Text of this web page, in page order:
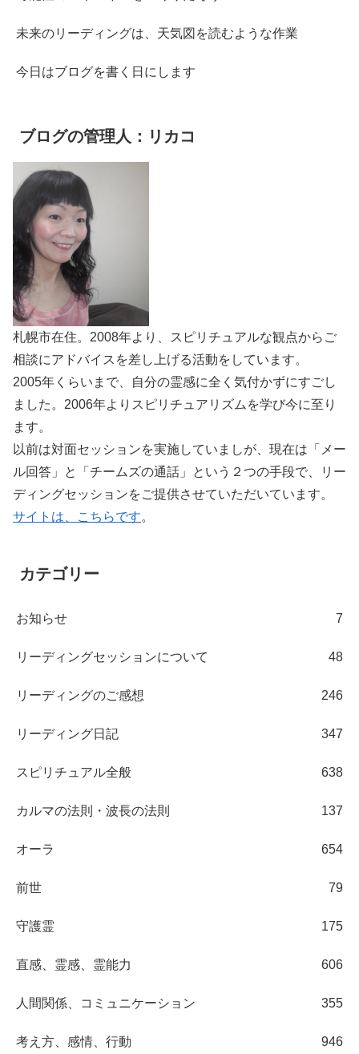
未来のリーディングは、天気図を読むような作業
今日はブログを書く日にします
ブログの管理人：リカコ
札幌市在住。2008年より、スピリチュアルな観点からご
相談にアドバイスを差し上げる活動をしています。
2005年くらいまで、自分の霊感に全く気付かずにすごし
ました。2006年よりスピリチュアリズムを学び今に至り
ます。
以前は対面セッションを実施していましが、現在は「メー
ル回答」と「チームズの通話」という２つの手段で、リー
ディングセッションをご提供させていただいています。
サイトは、こちらです。
カテゴリー
お知らせ 7
リーディングセッションについて 48
リーディングのご感想 246
リーディング日記 347
スピリチュアル全般 638
カルマの法則・波長の法則 137
オーラ 654
前世 79
守護霊 175
直感、霊感、霊能力 606
人間関係、コミュニケーション 355
考え方、感情、行動 946